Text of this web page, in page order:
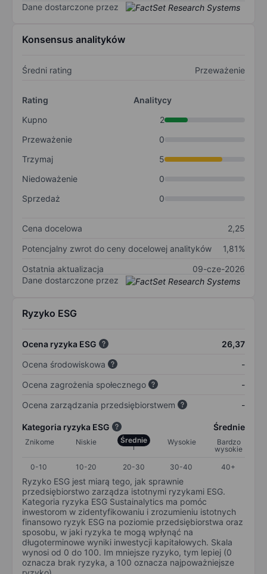
Dane dostarczone przez
Konsensus analityków
Średni rating Przeważenie
Rating
Analitycy
Kupno
2
Przeważenie
0
Trzymaj
5
Niedoważenie
0
Sprzedaż
0
Cena docelowa
2,25
Potencjalny zwrot do ceny docelowej analityków
1,81%
Ostatnia aktualizacja
09-cze-2026
Dane dostarczone przez
Ryzyko ESG
Ocena ryzyka ESG
26,37
Ocena środowiskowa
-
Ocena zagrożenia społecznego
-
Ocena zarządzania przedsiębiorstwem
-
Kategoria ryzyka ESG Średnie
Znikome Niskie Średnie Wysokie
Bardzo
wysokie
0-10
10-20 20-30 30-40 40+
Ryzyko ESG jest miarą tego, jak sprawnie
przedsiębiorstwo zarządza istotnymi ryzykami ESG.
Kategoria ryzyka ESG Sustainalytics ma pomóc
inwestorom w zidentyfikowaniu i zrozumieniu istotnych
finansowo ryzyk ESG na poziomie przedsiębiorstwa oraz
sposobu, w jaki ryzyka te mogą wpłynąć na
długoterminowe wyniki inwestycji kapitałowych. Skala
wynosi od 0 do 100. Im mniejsze ryzyko, tym lepiej (0
oznacza brak ryzyka, a 100 oznacza najpoważniejsze